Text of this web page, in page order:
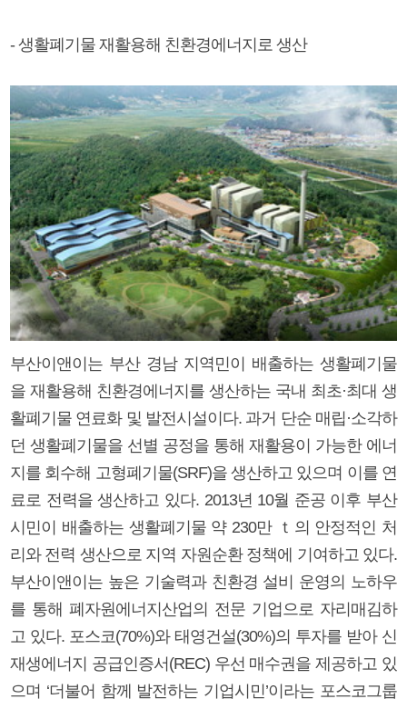
- 생활폐기물 재활용해 친환경에너지로 생산
부산이앤이는 부산 경남 지역민이 배출하는 생활폐기물
을 재활용해 친환경에너지를 생산하는 국내 최초·최대 생
활폐기물 연료화 및 발전시설이다. 과거 단순 매립·소각하
던 생활폐기물을 선별 공정을 통해 재활용이 가능한 에너
지를 회수해 고형폐기물(SRF)을 생산하고 있으며 이를 연
료로 전력을 생산하고 있다. 2013년 10월 준공 이후 부산
시민이 배출하는 생활폐기물 약 230만 ｔ의 안정적인 처
리와 전력 생산으로 지역 자원순환 정책에 기여하고 있다.
부산이앤이는 높은 기술력과 친환경 설비 운영의 노하우
를 통해 폐자원에너지산업의 전문 기업으로 자리매김하
고 있다. 포스코(70%)와 태영건설(30%)의 투자를 받아 신
재생에너지 공급인증서(REC) 우선 매수권을 제공하고 있
으며 ‘더불어 함께 발전하는 기업시민’이라는 포스코그룹